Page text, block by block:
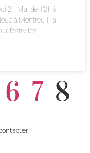
21 Mai de 12h à
à Montreuil, la
festivités
6 7 8